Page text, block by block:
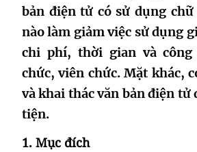
bản điện tử có sử dụng
nào làm giảm việc sử dụng
chi phí, thời gian và công
chức, viên chức. Mặt khác,
và khai thác văn bản điện tử
tiện.
1. Mục đích